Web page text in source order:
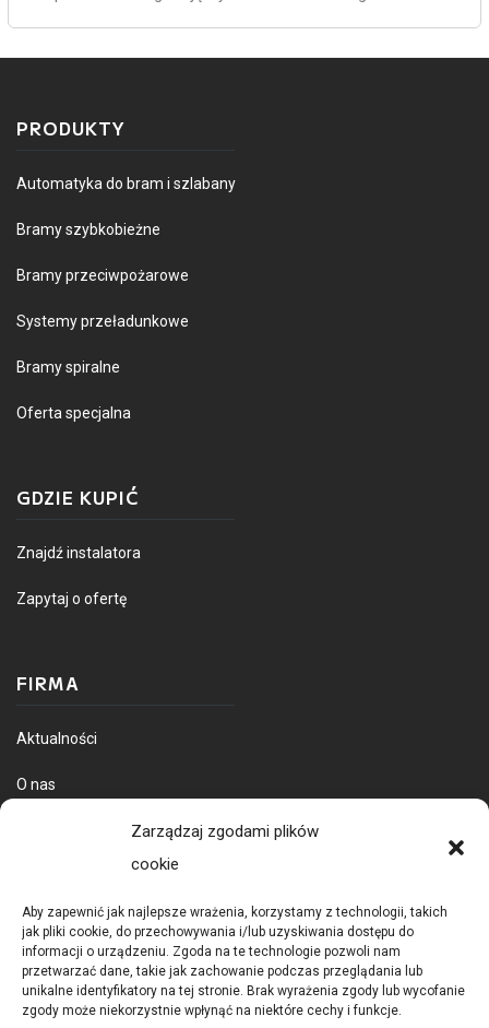
Zarządzaj zgodami plików
cookie
Aby zapewnić jak najlepsze wrażenia, korzystamy z technologii, takich
jak pliki cookie, do przechowywania i/lub uzyskiwania dostępu do
informacji o urządzeniu. Zgoda na te technologie pozwoli nam
przetwarzać dane, takie jak zachowanie podczas przeglądania lub
unikalne identyfikatory na tej stronie. Brak wyrażenia zgody lub wycofanie
zgody może niekorzystnie wpłynąć na niektóre cechy i funkcje.
PRODUKTY
Automatyka do bram i szlabany
Bramy szybkobieżne
Bramy przeciwpożarowe
Systemy przeładunkowe
Bramy spiralne
Oferta specjalna
GDZIE KUPIĆ
Znajdź instalatora
Zapytaj o ofertę
FIRMA
Aktualności
O nas
Dostawa towarów